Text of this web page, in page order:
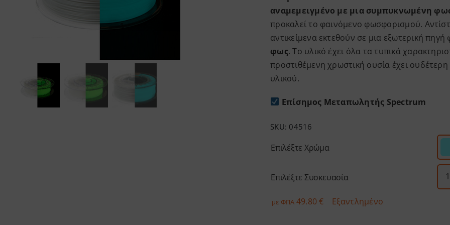
αναμεμειγμένο με μια συμπυκνωμένη
προκαλεί το φαινόμενο φωσφορισμού.
αντικείμενα εκτεθούν σε μια εξωτερική
φως. Το υλικό έχει όλα τα τυπικά
προστιθέμενη χρωστική ουσία έχει ουδέτερη
υλικού.
Επίσημος Μεταπωλητής Spectrum
SKU: 04516
Επιλέξτε Χρώμα
Επιλέξτε Συσκευασία
49.80€
με ΦΠΑ Εξαντλημένο